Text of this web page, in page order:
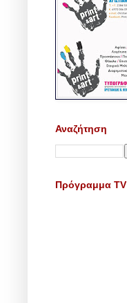
Αναζήτηση
Πρόγραμμα TV